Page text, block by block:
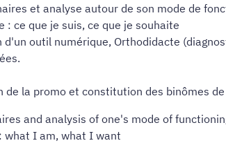
et analyse autour de son mode de
: ce que je suis, ce que je souhaite
d'un outil numérique, Orthodidacte
de la promo et constitution des binômes de
and analysis of one's mode of
what I am, what I want